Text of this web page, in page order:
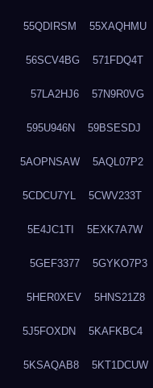
55QDIRSM 55XAQHMU
56SCV4BG 571FDQ4T
57LA2HJ6 57N9R0VG
595U946N 59BSESDJ
5AOPNSAW 5AQL07P2
5CDCU7YL 5CWV233T
5E4JC1TI 5EXK7A7W
5GEF3377 5GYKO7P3
5HER0XEV 5HNS21Z8
5J5FOXDN 5KAFKBC4
5KSAQAB8 5KT1DCUW